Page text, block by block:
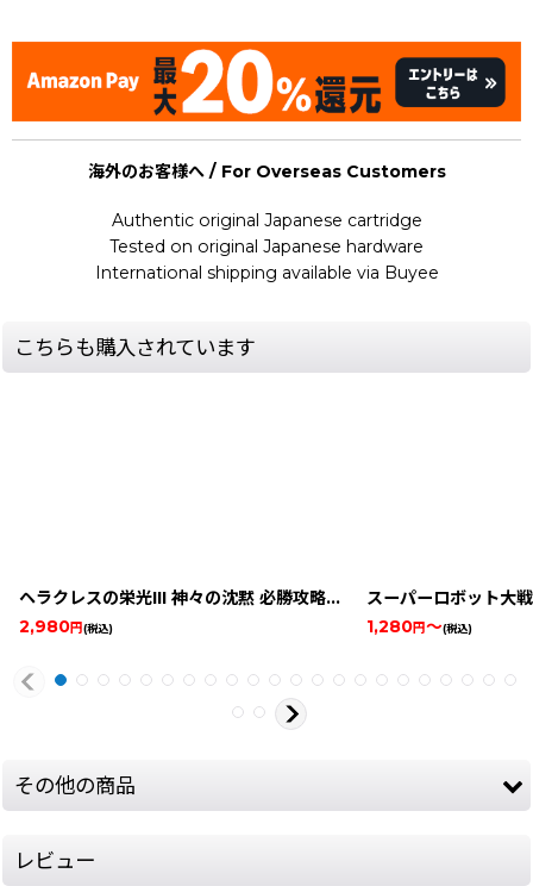
海外のお客様へ / For Overseas Customers
Authentic original Japanese cartridge
Tested on original Japanese hardware
International shipping available via Buyee
こちらも購入されています
ヘラクレスの栄光III 神々の沈黙 必勝攻略法 14517-heracle-
2,980円(税込)
スーパーロボット大
1,280円～(税込)
その他の商品
レビュー